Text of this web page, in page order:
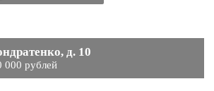
д. 10
000 рублей